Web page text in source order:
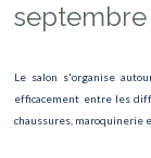
septembre
Le salon s'organise
efficacement entre les
chaussures, maroquinerie